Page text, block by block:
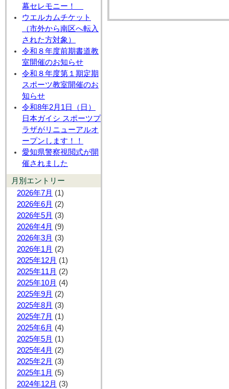
幕セレモニー！
ウエルカムチケット
（市外から南区へ転入
された方対象）
令和８年度前期書道教
室開催のお知らせ
令和８年度第１期定期
スポーツ教室開催のお
知らせ
令和8年2月1日（日）
日本ガイシ スポーツプ
ラザがリニューアルオ
ープンします！！
愛知県警察視閲式が開
催されました
月別エントリー
2026年7月 (1)
2026年6月 (2)
2026年5月 (3)
2026年4月 (9)
2026年3月 (3)
2026年1月 (2)
2025年12月 (1)
2025年11月 (2)
2025年10月 (4)
2025年9月 (2)
2025年8月 (3)
2025年7月 (1)
2025年6月 (4)
2025年5月 (1)
2025年4月 (2)
2025年2月 (3)
2025年1月 (5)
2024年12月 (3)